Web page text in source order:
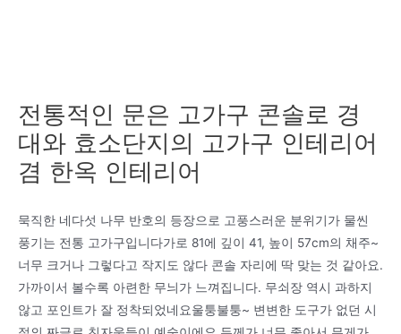
전통적인 문은 고가구 콘솔로 경
대와 효소단지의 고가구 인테리어
겸 한옥 인테리어
묵직한 네다섯 나무 반호의 등장으로 고풍스러운 분위기가 물씬
풍기는 전통 고가구입니다가로 81에 깊이 41, 높이 57cm의 채주~
너무 크거나 그렇다고 작지도 않다 콘솔 자리에 딱 맞는 것 같아요.
가까이서 볼수록 아련한 무늬가 느껴집니다. 무쇠장 역시 과하지
않고 포인트가 잘 정착되었네요울퉁불퉁~ 변변한 도구가 없던 시